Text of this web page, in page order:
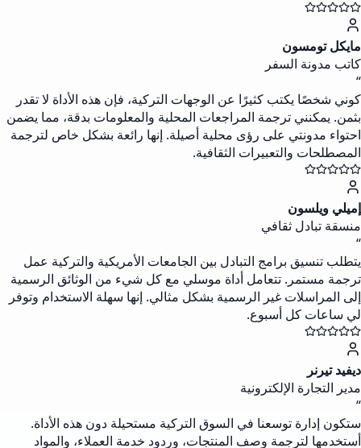
مايكل تومسون
كاتب مدونة السفر
“
كوني شخصًا يكتب كثيرًا عن الوجهات التركية، فإن هذه الأداة لا تقدر
بثمن. يمكنني ترجمة المراجعات المحلية والمعلومات بدقة، مما يضمن
احتواء مدونتي على رؤى محلية أصيلة. إنها رائعة بشكل خاص لترجمة
المصطلحات والتعبيرات الثقافية.
إميلي ويلسون
منسقة تبادل ثقافي
“
يتطلب تنسيق برامج التبادل بين الجامعات الأمريكية والتركية عمل
ترجمة مستمر. تتعامل أداة موسلي مع كل شيء من الوثائق الرسمية
إلى المراسلات غير الرسمية بشكل مثالي. إنها سهلة الاستخدام وتوفر
لي ساعات كل أسبوع.
ديفيد تيرنر
مدير التجارة الإلكترونية
“
ستكون إدارة توسعنا في السوق التركية مستحيلة دون هذه الأداة.
أستخدمها لترجمة وصف المنتجات، وردود خدمة العملاء، والمواد